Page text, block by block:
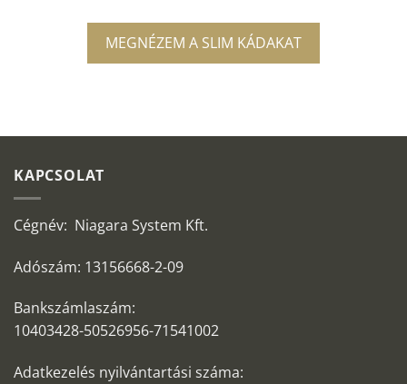
MEGNÉZEM A SLIM KÁDAKAT
KAPCSOLAT
Cégnév: Niagara System Kft.
Adószám: 13156668-2-09
Bankszámlaszám:
10403428-50526956-71541002
Adatkezelés nyilvántartási száma: